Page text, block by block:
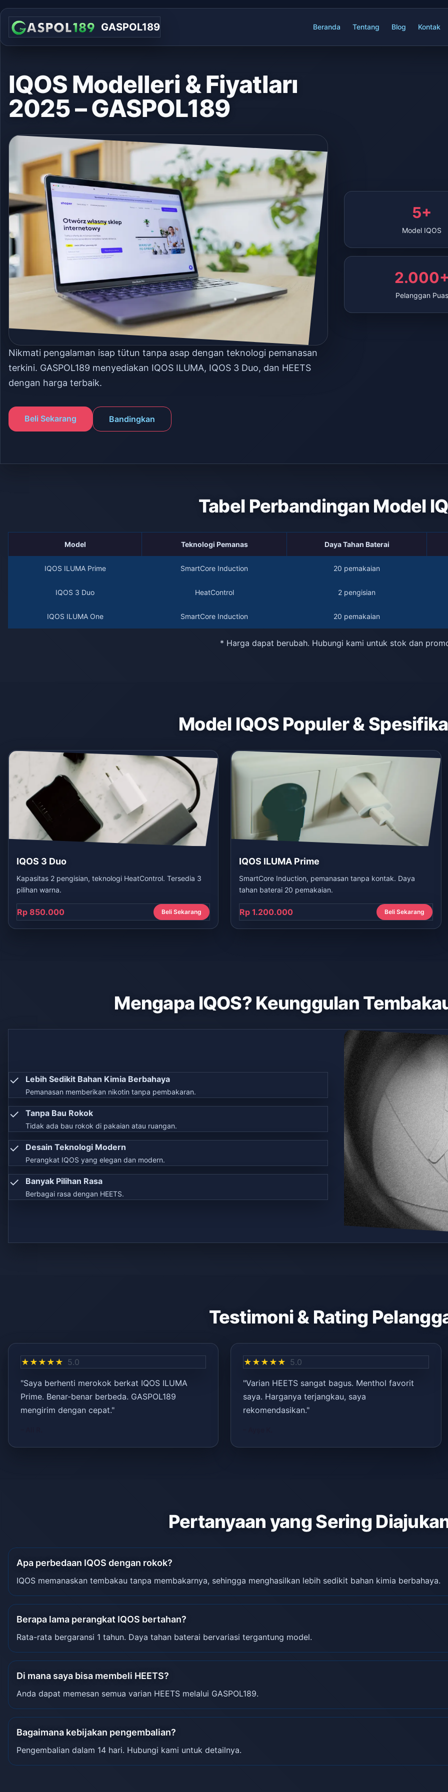
GASPOL189 Beranda Tentang Blog Kontak
IQOS Modelleri & Fiyatları
2025 – GASPOL189
Nikmati pengalaman isap tütun tanpa asap dengan teknologi pemanasan
terkini. GASPOL189 menyediakan IQOS ILUMA, IQOS 3 Duo, dan HEETS
dengan harga terbaik.
Beli Sekarang Bandingkan
5+
Model IQOS
Pelanggan Puas
Tabel Perbandingan Model
Model Teknologi Pemanas Daya Tahan Baterai
IQOS ILUMA Prime SmartCore Induction 20 pemakaian
IQOS 3 Duo HeatControl 2 pengisian
IQOS ILUMA One SmartCore Induction 20 pemakaian
* Harga dapat berubah. Hubungi kami untuk stok dan
Model IQOS Populer &
IQOS 3 Duo
Kapasitas 2 pengisian, teknologi HeatControl. Tersedia 3
pilihan warna.
Rp 850.000 Beli Sekarang
IQOS ILUMA Prime
SmartCore Induction, pemanasan tanpa kontak. Daya
tahan baterai 20 pemakaian.
Rp 1.200.000 Beli Sekarang
Mengapa IQOS? Keunggulan
✓ Lebih Sedikit Bahan Kimia Berbahaya
Pemanasan memberikan nikotin tanpa pembakaran.
✓ Tanpa Bau Rokok
Tidak ada bau rokok di pakaian atau ruangan.
✓ Desain Teknologi Modern
Perangkat IQOS yang elegan dan modern.
✓ Banyak Pilihan Rasa
Berbagai rasa dengan HEETS.
Testimoni & Rating
★★★★★ 5.0
"Saya berhenti merokok berkat IQOS ILUMA
Prime. Benar-benar berbeda. GASPOL189
mengirim dengan cepat."
★★★★★ 5.0
"Varian HEETS sangat bagus. Menthol favorit
saya. Harganya terjangkau, saya
rekomendasikan."
Pertanyaan yang Sering
Apa perbedaan IQOS dengan rokok?
IQOS memanaskan tembakau tanpa membakarnya, sehingga menghasilkan lebih sedikit bahan kimia berbahaya.
Berapa lama perangkat IQOS bertahan?
Rata-rata bergaransi 1 tahun. Daya tahan baterai bervariasi tergantung model.
Di mana saya bisa membeli HEETS?
Anda dapat memesan semua varian HEETS melalui GASPOL189.
Bagaimana kebijakan pengembalian?
Pengembalian dalam 14 hari. Hubungi kami untuk detailnya.